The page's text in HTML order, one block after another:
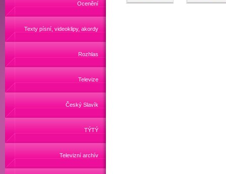
Ocenění
Texty písní, videoklipy, akordy
Rozhlas
Televize
Český Slavík
TÝTÝ
Televizní archív